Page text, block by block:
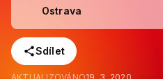
Ostrava
Sdílet
AKTUALIZOVÁNO19. 3. 2020